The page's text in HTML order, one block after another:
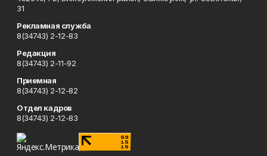
31
Рекламная служба
8(34743) 2-12-83
Редакция
8(34743) 2-11-92
Приемная
8(34743) 2-12-82
Отдел кадров
8(34743) 2-12-83